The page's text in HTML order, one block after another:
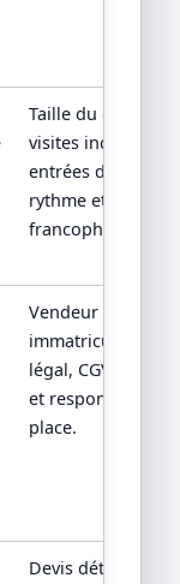
Taille du groupe,
visites incluses,
entrées de sites,
rythme et guide
francophone.
Vendeur
immatriculation/
légal, CGV,
et responsabilité
place.
Devis détaillé,